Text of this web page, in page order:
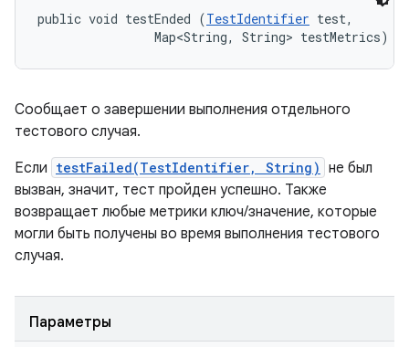
public void testEnded (TestIdentifier test,
                Map<String, String> testMetrics)
Сообщает о завершении выполнения отдельного
тестового случая.
Если testFailed(TestIdentifier, String) не был
вызван, значит, тест пройден успешно. Также
возвращает любые метрики ключ/значение, которые
могли быть получены во время выполнения тестового
случая.
Параметры